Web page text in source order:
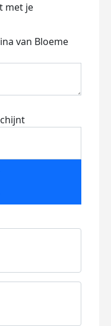
met je
van Bloeme